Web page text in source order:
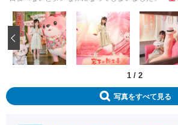
1 / 2
‹
写真をすべて見る